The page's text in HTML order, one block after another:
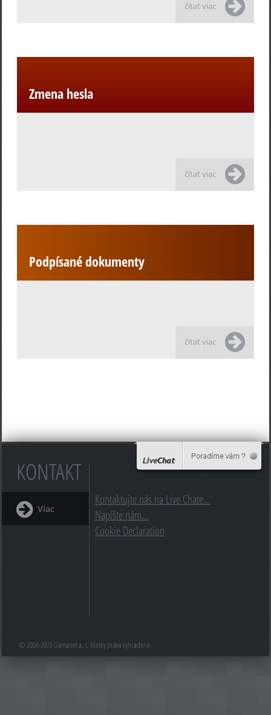
čítať viac
Zmena hesla
čítať viac
Podpísané dokumenty
čítať viac
KONTAKT
Viac
Kontaktujte nás na Live Chate...
Napíšte nám...
Cookie Declaration
© 2009-2026 Gamanet a. s. Všetky práva vyhradené.